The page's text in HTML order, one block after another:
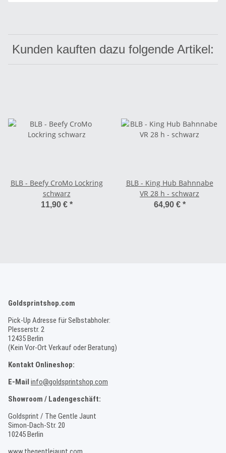
Kunden kauften dazu folgende Artikel:
BLB - Beefy CroMo Lockring
schwarz
11,90 € *
BLB - King Hub Bahnnabe
VR 28 h - schwarz
64,90 € *
Goldsprintshop.com
Pick-Up Adresse für Selbstabholer:
Plesserstr. 2
12435 Berlin
(Kein Vor-Ort Verkauf oder Beratung)
Kontakt Onlineshop:
E-Mail info@goldsprintshop.com
Showroom / Ladengeschäft:
Goldsprint / The Gentle Jaunt
Simon-Dach-Str. 20
10245 Berlin